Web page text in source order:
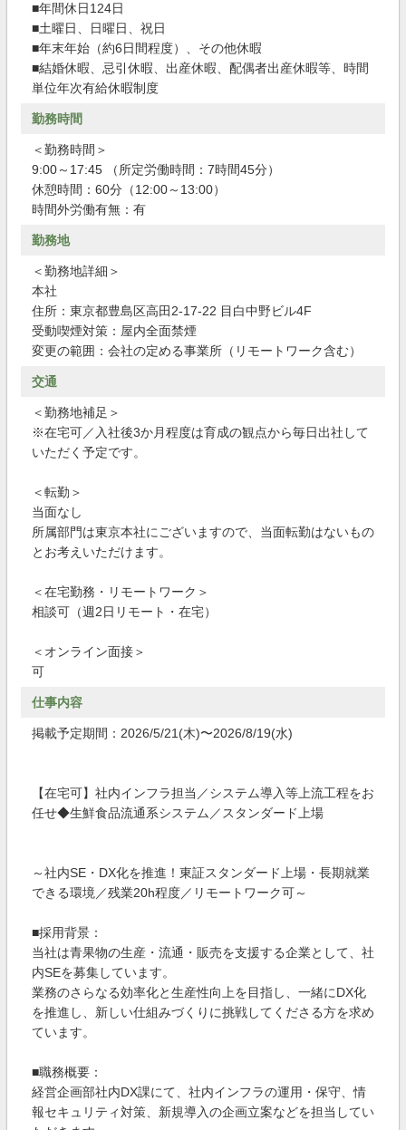
■年間休日124日
■土曜日、日曜日、祝日
■年末年始（約6日間程度）、その他休暇
■結婚休暇、忌引休暇、出産休暇、配偶者出産休暇等、時間
単位年次有給休暇制度
勤務時間
＜勤務時間＞
9:00～17:45 （所定労働時間：7時間45分）
休憩時間：60分（12:00～13:00）
時間外労働有無：有
勤務地
＜勤務地詳細＞
本社
住所：東京都豊島区高田2-17-22 目白中野ビル4F
受動喫煙対策：屋内全面禁煙
変更の範囲：会社の定める事業所（リモートワーク含む）
交通
＜勤務地補足＞
※在宅可／入社後3か月程度は育成の観点から毎日出社して
いただく予定です。
＜転勤＞
当面なし
所属部門は東京本社にございますので、当面転勤はないもの
とお考えいただけます。
＜在宅勤務・リモートワーク＞
相談可（週2日リモート・在宅）
＜オンライン面接＞
可
仕事内容
掲載予定期間：2026/5/21(木)〜2026/8/19(水)
【在宅可】社内インフラ担当／システム導入等上流工程をお
任せ◆生鮮食品流通系システム／スタンダード上場
～社内SE・DX化を推進！東証スタンダード上場・長期就業
できる環境／残業20h程度／リモートワーク可～
■採用背景：
当社は青果物の生産・流通・販売を支援する企業として、社
内SEを募集しています。
業務のさらなる効率化と生産性向上を目指し、一緒にDX化
を推進し、新しい仕組みづくりに挑戦してくださる方を求め
ています。
■職務概要：
経営企画部社内DX課にて、社内インフラの運用・保守、情
報セキュリティ対策、新規導入の企画立案などを担当してい